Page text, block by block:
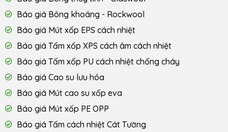
Báo giá Bông khoáng - Rockwool
Báo giá Mút xốp EPS cách nhiệt
Báo giá Tấm xốp XPS cách âm cách nhiệt
Báo giá Tấm xốp PU cách nhiệt chống cháy
Báo giá Cao su lưu hóa
Báo giá Mút cao su xốp eva
Báo giá Mút xốp PE OPP
Báo giá Tấm cách nhiệt Cát Tường